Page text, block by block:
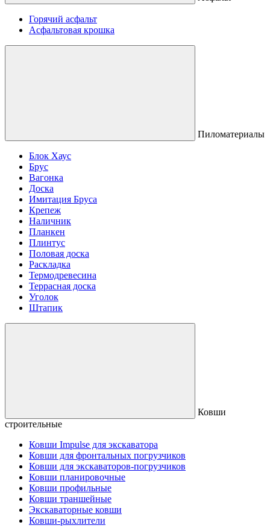
Горячий асфальт
Асфальтовая крошка
Пиломатериалы
Блок Хаус
Брус
Вагонка
Доска
Имитация Бруса
Крепеж
Наличник
Планкен
Плинтус
Половая доска
Раскладка
Термодревесина
Террасная доска
Уголок
Штапик
Ковши
строительные
Ковши Impulse для экскаватора
Ковши для фронтальных погрузчиков
Ковши для экскаваторов-погрузчиков
Ковши планировочные
Ковши профильные
Ковши траншейные
Экскаваторные ковши
Ковши-рыхлители